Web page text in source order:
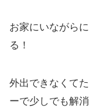
お家にいながら
る！
外出できなくて
ーで少しでも解